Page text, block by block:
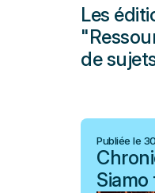
Les
de
Publiée le